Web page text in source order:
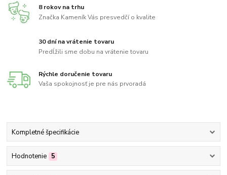
8 rokov na trhu
Značka Kameník Vás presvedčí o kvalite
30 dní na vrátenie tovaru
Predĺžili sme dobu na vrátenie tovaru
Rýchle doručenie tovaru
Vaša spokojnosť je pre nás prvoradá
Kompletné špecifikácie
Hodnotenie 5